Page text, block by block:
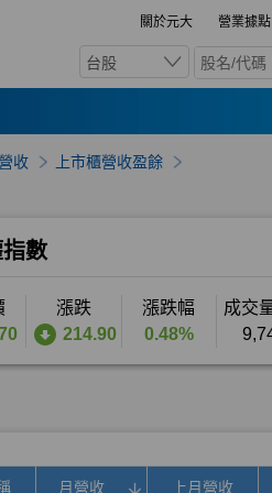
關於元大 營業據點
台股
收 上市櫃營收盈餘